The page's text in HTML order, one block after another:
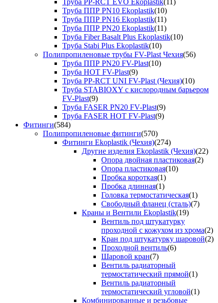
Труба PP-RCT EVO Ekoplastik(11)
Труба ППР PN10 Ekoplastik(10)
Труба ППР PN16 Ekoplastik(11)
Труба ППР PN20 Ekoplastik(11)
Труба Fiber Basalt Plus Ekoplastik(10)
Труба Stabi Plus Ekoplastik(10)
Полипропиленовые трубы FV-Plast Чехия(56)
Труба ППР PN20 FV-Plast(10)
Труба HOT FV-Plast(9)
Труба PP-RCT UNI FV-Plast (Чехия)(10)
Труба STABIOXY с кислородным барьером
FV-Plast(9)
Труба FASER PN20 FV-Plast(9)
Труба FASER HOT FV-Plast(9)
Фитинги(584)
Полипропиленовые фитинги(570)
Фитинги Ekoplastik (Чехия)(274)
Другие изделия Ekoplastik (Чехия)(22)
Опора двойная пластиковая(2)
Опора пластиковая(10)
Пробка короткая(1)
Пробка длинная(1)
Головка термостатическая(1)
Свободный фланец (сталь)(7)
Краны и Вентили Ekoplastik(19)
Вентиль под штукатурку
проходной с кожухом из хрома(2)
Кран под штукатурку шаровой(2)
Проходной вентиль(6)
Шаровой кран(7)
Вентиль радиаторный
термостатический прямой(1)
Вентиль радиаторный
термостатический угловой(1)
Комбинированные и резьбовые